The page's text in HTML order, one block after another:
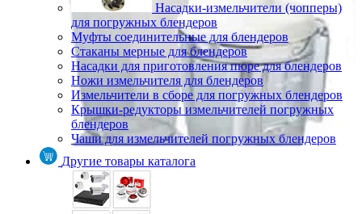
Насадки-измельчители (чопперы)
для погружных блендеров
Муфты соединительные для блендеров
Стаканы мерные для блендеров
Насадки для приготовления пюре для блендеров
Ножи измельчителя для блендеров
Измельчители в сборе для погружных блендеров
Крышки-редукторы измельчителей погружных
блендеров
Чаши для измельчителей погружных блендеров
Другие товары каталога